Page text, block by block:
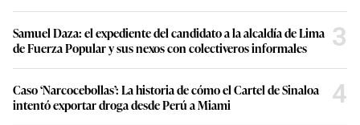
Samuel Daza: el expediente del candidato a la alcaldía de Lima
de Fuerza Popular y sus nexos con colectiveros informales
3
Caso ‘Narcocebollas’: La historia de cómo el Cartel de Sinaloa
intentó exportar droga desde Perú a Miami
4